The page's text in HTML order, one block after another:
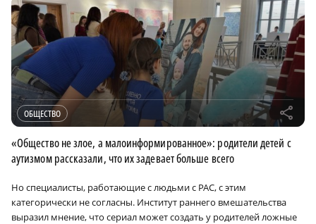
ОБЩЕСТВО r
«Общество не злое, а малоинформированное»: родители детей с
аутизмом рассказали, что их задевает больше всего
Но специалисты, работающие с людьми с РАС, с этим
категорически не согласны. Институт раннего вмешательства
выразил мнение, что сериал может создать у родителей ложные